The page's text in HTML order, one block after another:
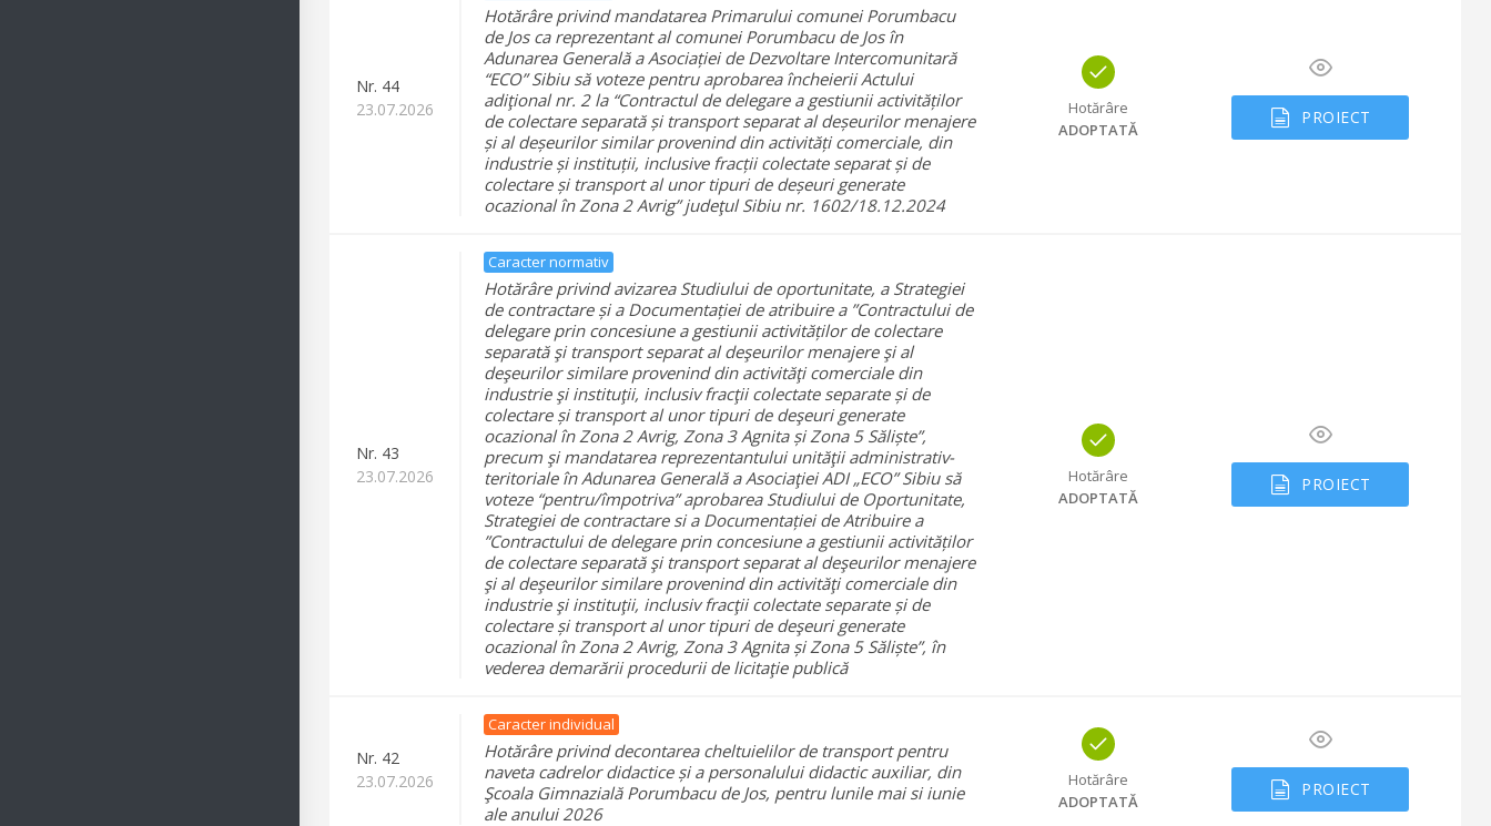
Nr. 44
23.07.2026
Hotărâre privind mandatarea Primarului comunei Porumbacu
de Jos ca reprezentant al comunei Porumbacu de Jos în
Adunarea Generală a Asociației de Dezvoltare Intercomunitară
“ECO” Sibiu să voteze pentru aprobarea încheierii Actului
adiţional nr. 2 la “Contractul de delegare a gestiunii activităților
de colectare separată și transport separat al deșeurilor menajere
și al deșeurilor similar provenind din activități comerciale, din
industrie și instituții, inclusive fracții colectate separat și de
colectare și transport al unor tipuri de deșeuri generate
ocazional în Zona 2 Avrig” judeţul Sibiu nr. 1602/18.12.2024
Hotărâre
ADOPTATĂ
PROIECT
Nr. 43
23.07.2026
Caracter normativ
Hotărâre privind avizarea Studiului de oportunitate, a Strategiei
de contractare și a Documentației de atribuire a ”Contractului de
delegare prin concesiune a gestiunii activităților de colectare
separată şi transport separat al deşeurilor menajere şi al
deşeurilor similare provenind din activităţi comerciale din
industrie şi instituţii, inclusiv fracţii colectate separate și de
colectare și transport al unor tipuri de deşeuri generate
ocazional în Zona 2 Avrig, Zona 3 Agnita și Zona 5 Săliște”,
precum şi mandatarea reprezentantului unităţii administrativ-
teritoriale în Adunarea Generală a Asociaţiei ADI „ECO” Sibiu să
voteze “pentru/împotriva” aprobarea Studiului de Oportunitate,
Strategiei de contractare si a Documentației de Atribuire a
”Contractului de delegare prin concesiune a gestiunii activităților
de colectare separată şi transport separat al deşeurilor menajere
şi al deşeurilor similare provenind din activităţi comerciale din
industrie şi instituţii, inclusiv fracţii colectate separate și de
colectare și transport al unor tipuri de deşeuri generate
ocazional în Zona 2 Avrig, Zona 3 Agnita și Zona 5 Săliște”, în
vederea demarării procedurii de licitaţie publică
Hotărâre
ADOPTATĂ
PROIECT
Nr. 42
23.07.2026
Caracter individual
Hotărâre privind decontarea cheltuielilor de transport pentru
naveta cadrelor didactice și a personalului didactic auxiliar, din
Şcoala Gimnazială Porumbacu de Jos, pentru lunile mai si iunie
ale anului 2026
Hotărâre
ADOPTATĂ
PROIECT